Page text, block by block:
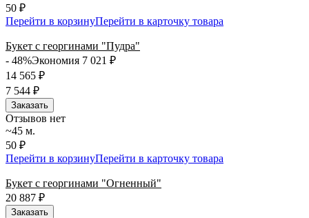
50 ₽
Перейти в корзинуПерейти в карточку товара
Букет с георгинами "Пудра"
- 48%Экономия 7 021 ₽
14 565 ₽
7 544 ₽
Заказать
Отзывов нет
~45 м.
50 ₽
Перейти в корзинуПерейти в карточку товара
Букет с георгинами "Огненный"
20 887 ₽
Заказать